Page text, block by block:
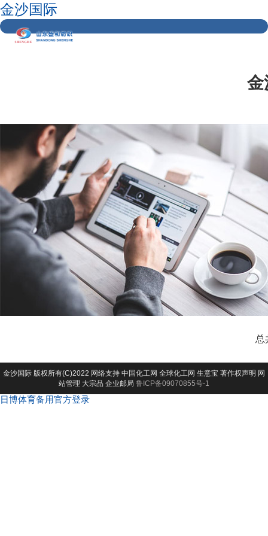
金沙国际
金
总
金沙国际 版权所有(C)2022 网络支持 中国化工网 全球化工网 生意宝 著作权声明 网
站管理 大宗品 企业邮局 鲁ICP备09070855号-1
日博体育备用官方登录